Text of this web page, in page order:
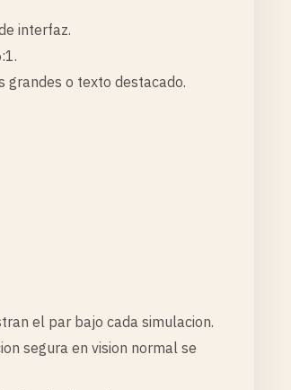
interfaz.
grandes o texto destacado.
el par bajo cada simulacion.
segura en vision normal se